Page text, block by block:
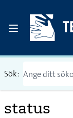
Sök:
status